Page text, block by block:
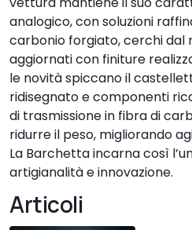
analogico, con soluzioni
carbonio forgiato, cerchi dal
aggiornati con finiture
le novità spiccano il
ridisegnato e componenti
di trasmissione in fibra di
ridurre il peso, migliorando
La Barchetta incarna così
artigianalità e innovazione.
Articoli